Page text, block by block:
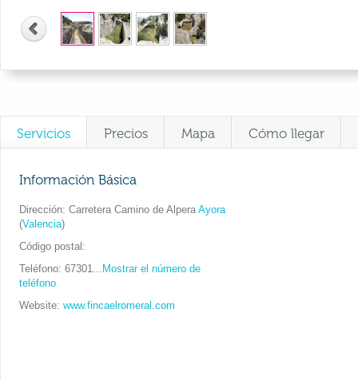
Servicios Precios Mapa Cómo llegar
Información Básica
Dirección Carretera Camino de Alpera Ayora
(Valencia)
Código postal
Teléfono 67301... Mostrar el número de
teléfono
Website www.fincaelromeral.com